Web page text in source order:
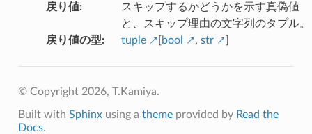
戻り値:
スキップするかどうかを示す真偽値
と、スキップ理由の文字列のタプル。
戻り値の型: tuple bool , str
© Copyright 2026, T.Kamiya.
Built with Sphinxusing a themeprovided by Read the
Docs.